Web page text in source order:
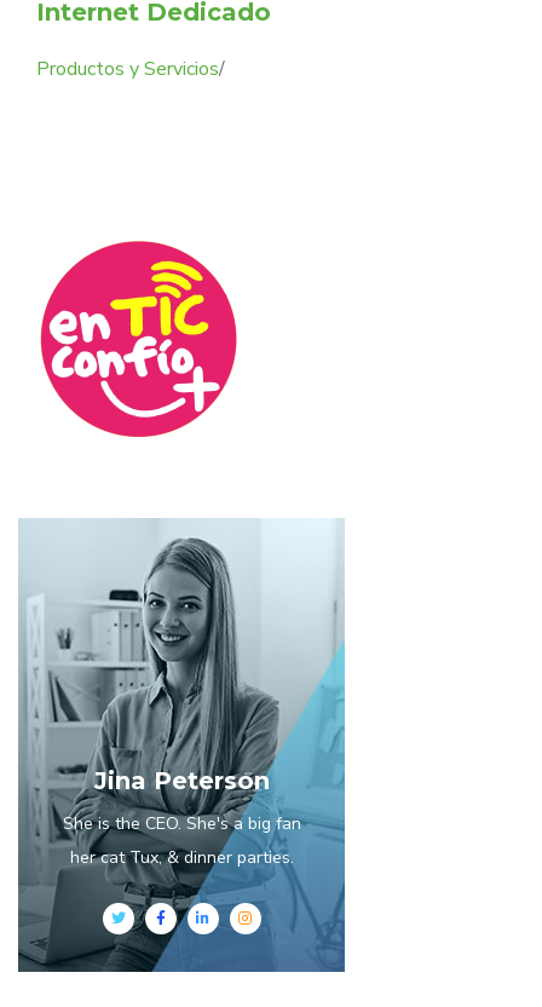
Internet Dedicado
Productos y Servicios/
Jina Peterson
She is the CEO. She's a big fan
her cat Tux, & dinner parties.